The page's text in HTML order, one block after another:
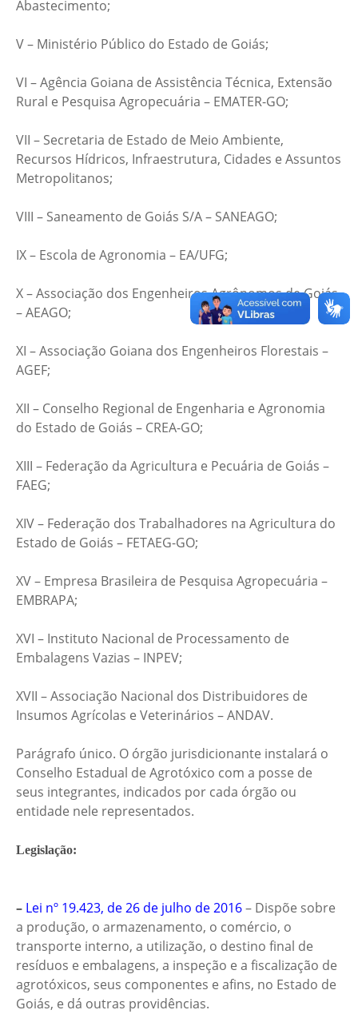
Abastecimento;
V – Ministério Público do Estado de Goiás;
VI – Agência Goiana de Assistência Técnica, Extensão
Rural e Pesquisa Agropecuária – EMATER-GO;
VII – Secretaria de Estado de Meio Ambiente,
Recursos Hídricos, Infraestrutura, Cidades e Assuntos
Metropolitanos;
VIII – Saneamento de Goiás S/A – SANEAGO;
IX – Escola de Agronomia – EA/UFG;
X – Associação dos Engenheiros Agrônomos de Goiás
– AEAGO;
XI – Associação Goiana dos Engenheiros Florestais –
AGEF;
XII – Conselho Regional de Engenharia e Agronomia
do Estado de Goiás – CREA-GO;
XIII – Federação da Agricultura e Pecuária de Goiás –
FAEG;
XIV – Federação dos Trabalhadores na Agricultura do
Estado de Goiás – FETAEG-GO;
XV – Empresa Brasileira de Pesquisa Agropecuária –
EMBRAPA;
XVI – Instituto Nacional de Processamento de
Embalagens Vazias – INPEV;
XVII – Associação Nacional dos Distribuidores de
Insumos Agrícolas e Veterinários – ANDAV.
Parágrafo único. O órgão jurisdicionante instalará o
Conselho Estadual de Agrotóxico com a posse de
seus integrantes, indicados por cada órgão ou
entidade nele representados.
Legislação:
– Lei nº 19.423, de 26 de julho de 2016– Dispõe sobre
a produção, o armazenamento, o comércio, o
transporte interno, a utilização, o destino final de
resíduos e embalagens, a inspeção e a fiscalização de
agrotóxicos, seus componentes e afins, no Estado de
Goiás, e dá outras providências.